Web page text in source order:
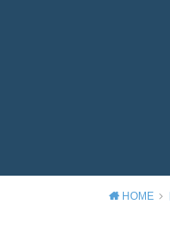
HOME